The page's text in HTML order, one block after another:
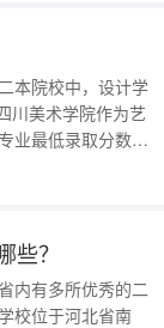
本院校中，设计学
川美术学院作为艺
业最低录取分数为
分数为519分。其
些？
内有多所优秀的二
校位于河北省南